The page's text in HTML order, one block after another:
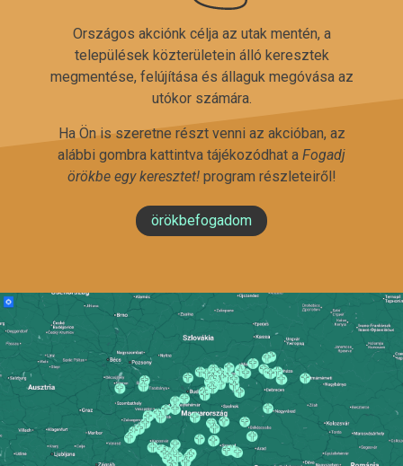
Országos akciónk célja az utak mentén, a
települések közterületein álló keresztek
megmentése, felújítása és állaguk megóvása az
utókor számára.
Ha Ön is szeretne részt venni az akcióban, az
alábbi gombra kattintva tájékozódhat a Fogadj
örökbe egy keresztet!program részleteiről!
örökbefogadom